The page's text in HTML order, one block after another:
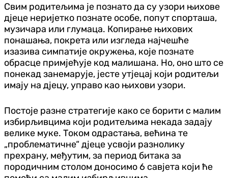
Свим родитељима је познато да су узори њихове
д‌јеце неријетко познате особе, попут спорташа,
музичара или глумаца. Копирање њихових
понашања, покрета или изгледа најчешће
изазива симпатије окружења, које познате
обрасце примјећује код малишана. Но, оно што се
понекад занемарује, јесте утјецај који родитељи
имају на д‌јецу, управо као њихови узори.
Постоје разне стратегије како се борити с малим
избирљивцима који родитељима некада задају
велике муке. Током одрастања, већина те
„проблематичне“ д‌јеце усвоји разнолику
прехрану, међутим, за период битака за
породичним столом доносимо 6 савјета који ће